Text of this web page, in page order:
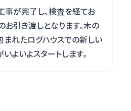
事が完了し、検査を経てお
お引き渡しとなります。木の
まれたログハウスでの新しい
よいよスタートします。